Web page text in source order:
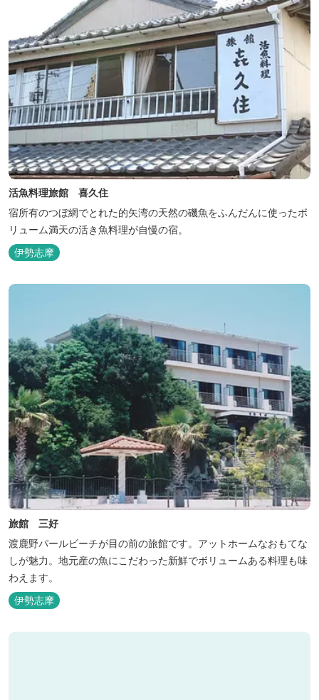
活魚料理旅館 喜久住
宿所有のつぼ網でとれた的矢湾の天然の磯魚をふんだんに使ったボ
リューム満天の活き魚料理が自慢の宿。
伊勢志摩
旅館 三好
渡鹿野パールビーチが目の前の旅館です。アットホームなおもてな
しが魅力。地元産の魚にこだわった新鮮でボリュームある料理も味
わえます。
伊勢志摩